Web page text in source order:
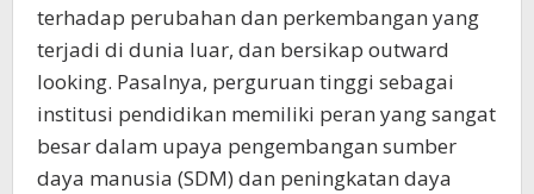
terhadap perubahan dan perkembangan yang
terjadi di dunia luar, dan bersikap outward
looking. Pasalnya, perguruan tinggi sebagai
institusi pendidikan memiliki peran yang sangat
besar dalam upaya pengembangan sumber
daya manusia (SDM) dan peningkatan daya